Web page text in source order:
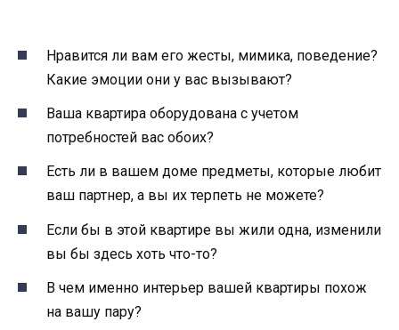
Нравится ли вам его жесты, мимика, поведение?
Какие эмоции они у вас вызывают?
Ваша квартира оборудована с учетом
потребностей вас обоих?
Есть ли в вашем доме предметы, которые любит
ваш партнер, а вы их терпеть не можете?
Если бы в этой квартире вы жили одна, изменили
вы бы здесь хоть что-то?
В чем именно интерьер вашей квартиры похож
на вашу пару?